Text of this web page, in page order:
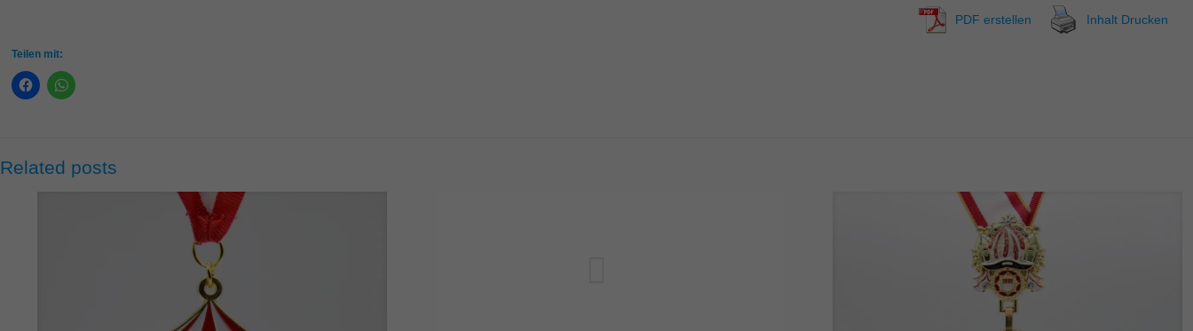
PDF erstellen Inhalt Drucken
Teilen mit:
Related posts